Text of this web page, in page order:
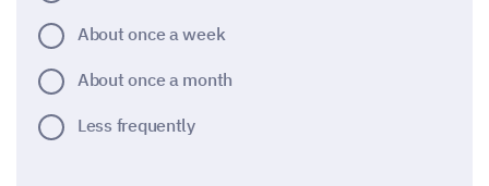
About once a week
About once a month
Less frequently